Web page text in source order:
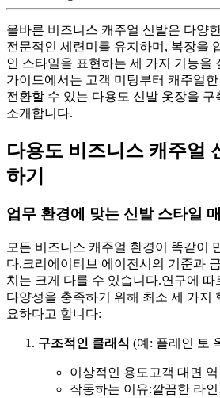
올바른 비즈니스 캐주얼 신발은 다양
전문적인 세련미를 유지하며, 복장을
인 스타일을 표현하는 세 가지 기능을
가이드에서는 고객 미팅부터 캐주얼
전환할 수 있는 다용도 신발 옷장을
소개합니다.
다용도 비즈니스 캐주얼
하기
업무 환경에 맞는 신발 스타일
모든 비즈니스 캐주얼 환경이 똑같이
다.크리에이티브 에이전시의 기준과
치는 크게 다를 수 있습니다.연구에
다양성을 충족하기 위해 최소 세 가지
요하다고 합니다:
구조적인 클래식 (예: 플레인 토
이상적인 용도고객 대면
작동하는 이유:깔끔한 라